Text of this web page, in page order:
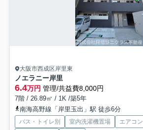
大阪市西成区岸里東
ノエラニー岸里
6.4万円 管理/共益費8,000円
7階 / 26.89㎡ / 1K /築5年
南海高野線「岸里玉出」駅 徒歩6分
バス・トイレ別 室内洗濯機置場 エアコン